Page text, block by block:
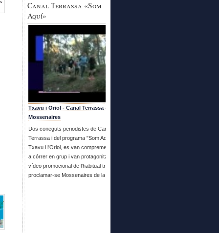
Canal Terrassa «Som
Aquí»
Txavu i Oriol - Canal Terrassa - Es fan
Mossenaires
Dos coneguts periodistes de Canal
Terrassa i del programa "Som Aquí", en
Txavu i l'Oriol, es van compremetre a venir
a córrer en grup i van protagonitzar aquest
vídeo promocional de l'habitual trobada i
proclamar-se Mossenaires de la setmana.